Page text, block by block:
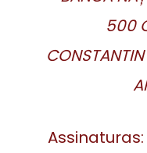
500
Assinaturas: